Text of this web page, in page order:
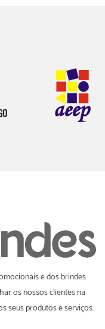
e dos brindes
os nossos clientes na
seus produtos e serviços.